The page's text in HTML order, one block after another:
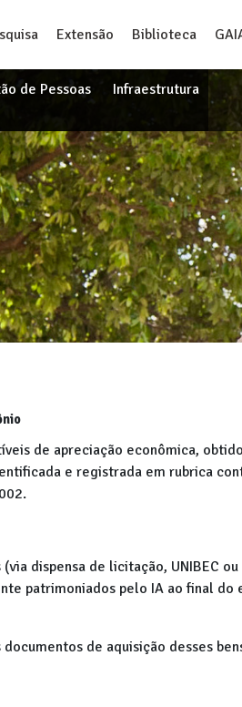
Extensão Biblioteca
de Pessoas Infraestrutura
de apreciação econômica,
e registrada em rubrica
dispensa de licitação, UNIBEC
patrimoniados pelo IA ao final
de aquisição desses